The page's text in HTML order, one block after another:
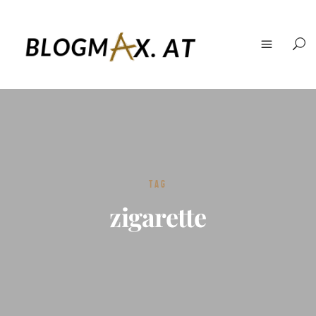
TAG
zigarette